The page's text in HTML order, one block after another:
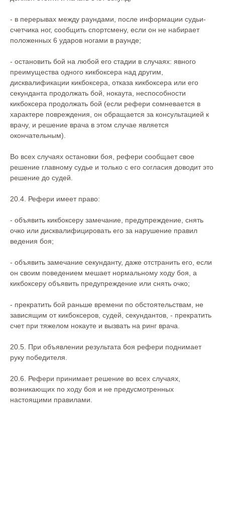
- в перерывах между раундами, после информации судьи-
счетчика ног, сообщить спортсмену, если он не набирает
положенных 6 ударов ногами в раунде;
- остановить бой на любой его стадии в случаях: явного
преимущества одного кикбоксера над другим,
дисквалификации кикбоксера, отказа кикбоксера или его
секунданта продолжать бой, нокаута, неспособности
кикбоксера продолжать бой (если рефери сомневается в
характере повреждения, он обращается за консультацией к
врачу, и решение врача в этом случае является
окончательным).
Во всех случаях остановки боя, рефери сообщает свое
решение главному судье и только с его согласия доводит это
решение до судей.
20.4. Рефери имеет право:
- объявить кикбоксеру замечание, предупреждение, снять
очко или дисквалифицировать его за нарушение правил
ведения боя;
- объявить замечание секунданту, даже отстранить его, если
он своим поведением мешает нормальному ходу боя, а
кикбоксеру объявить предупреждение или снять очко;
- прекратить бой раньше времени по обстоятельствам, не
зависящим от кикбоксеров, судей, секундантов, - прекратить
счет при тяжелом нокауте и вызвать на ринг врача.
20.5. При объявлении результата боя рефери поднимает
руку победителя.
20.6. Рефери принимает решение во всех случаях,
возникающих по ходу боя и не предусмотренных
настоящими правилами.